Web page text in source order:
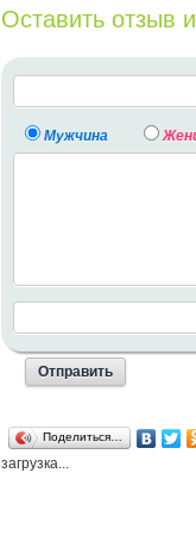
Оставить отзыв
Мужчина
Поделиться…
загрузка...